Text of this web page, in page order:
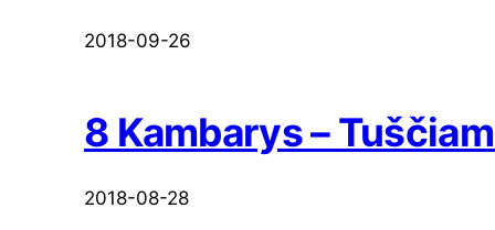
2018-09-26
8 Kambarys –
2018-08-28